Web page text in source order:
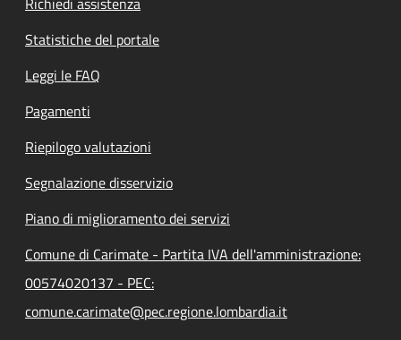
Statistiche del portale
Leggi le FAQ
Pagamenti
Riepilogo valutazioni
Segnalazione disservizio
Piano di miglioramento dei servizi
Comune di Carimate - Partita IVA dell'amministrazione:
00574020137 - PEC:
comune.carimate@pec.regione.lombardia.it